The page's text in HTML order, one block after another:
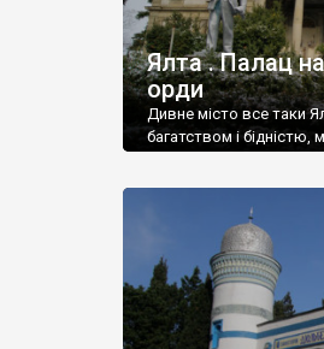
Ялта . Палац
орди
Дивне місто все таки
багатством і